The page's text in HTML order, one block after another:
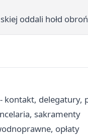
oddali hołd
delegatury,
sakramenty
opłaty